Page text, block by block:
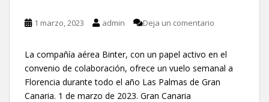
1 marzo, 2023 admin Deja un comentario
La compañía aérea Binter, con un papel activo en el
convenio de colaboración, ofrece un vuelo semanal a
Florencia durante todo el año Las Palmas de Gran
Canaria. 1 de marzo de 2023. Gran Canaria